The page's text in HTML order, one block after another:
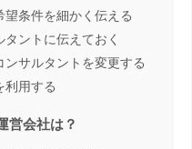
条件を細かく伝える
ントに伝えておく
サルタントを変更する
利用する
営会社は？